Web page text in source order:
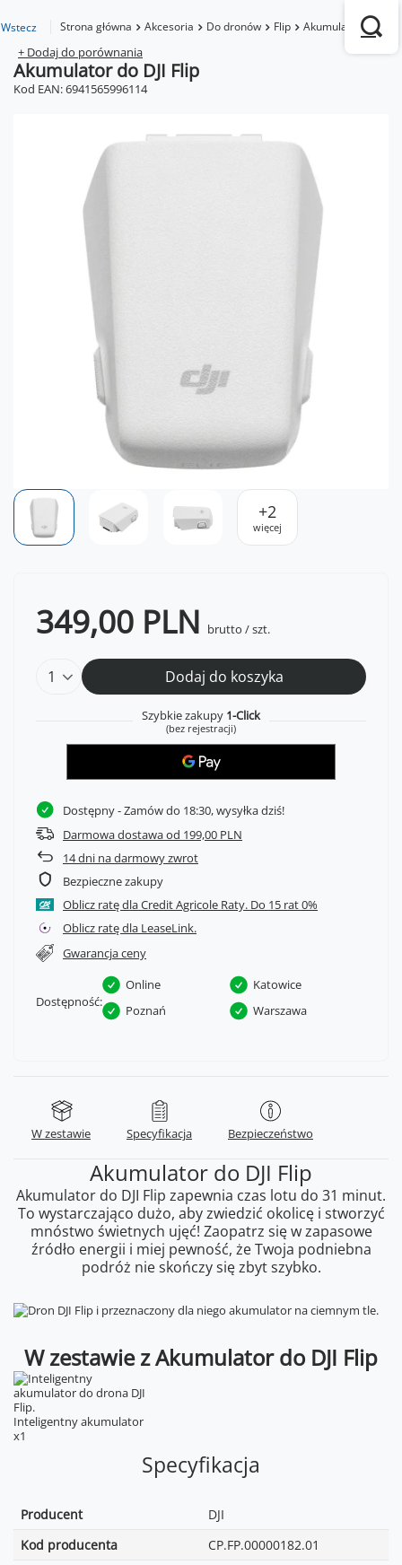
Wstecz Strona główna Akcesoria Do dronów Flip Akumulator do DJI
+ Dodaj do porównania
Akumulator do DJI Flip
Kod EAN: 6941565996114
+2
więcej
349,00 PLN brutto /szt.
Dodaj do koszyka
Szybkie zakupy 1-Click
(bez rejestracji)
Dostępny- Zamów do 18:30, wysyłka dziś!
Darmowa dostawa od 199,00 PLN
14dni na darmowy zwrot
Bezpieczne zakupy
Oblicz ratę dla Credit Agricole Raty.
Oblicz ratę dla LeaseLink.
Gwarancja ceny
Dostępność:
Online
Katowice
Poznań
Warszawa
W zestawie Specyfikacja Bezpieczeństwo
Akumulator do DJI Flip
Akumulator do DJI Flip zapewnia czas lotu do 31 minut.
To wystarczająco dużo, aby zwiedzić okolicę i stworzyć
mnóstwo świetnych ujęć! Zaopatrz się w zapasowe
źródło energii i miej pewność, że Twoja podniebna
podróż nie skończy się zbyt szybko.
W zestawie z Akumulator do DJI Flip
Inteligentny akumulator
x1
Specyfikacja
Producent
DJI
Kod producenta
CP.FP.00000182.01